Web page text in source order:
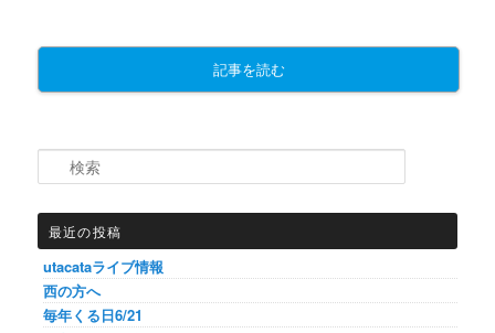
記事を読む
最近の投稿
utacataライブ情報
西の方へ
毎年くる日6/21